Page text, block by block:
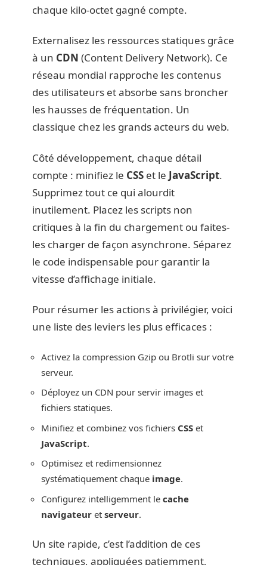
chaque kilo-octet gagné compte.
Externalisez les ressources statiques grâce
à un CDN (Content Delivery Network). Ce
réseau mondial rapproche les contenus
des utilisateurs et absorbe sans broncher
les hausses de fréquentation. Un
classique chez les grands acteurs du web.
Côté développement, chaque détail
compte : minifiez le CSS et le JavaScript.
Supprimez tout ce qui alourdit
inutilement. Placez les scripts non
critiques à la fin du chargement ou faites-
les charger de façon asynchrone. Séparez
le code indispensable pour garantir la
vitesse d’affichage initiale.
Pour résumer les actions à privilégier, voici
une liste des leviers les plus efficaces :
Activez la compression Gzip ou Brotli sur votre
serveur.
Déployez un CDN pour servir images et
fichiers statiques.
Minifiez et combinez vos fichiers CSS et
JavaScript.
Optimisez et redimensionnez
systématiquement chaque image.
Configurez intelligemment le cache
navigateur et serveur.
Un site rapide, c’est l’addition de ces
techniques, appliquées patiemment,